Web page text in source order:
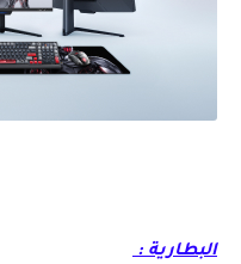
البطارية :